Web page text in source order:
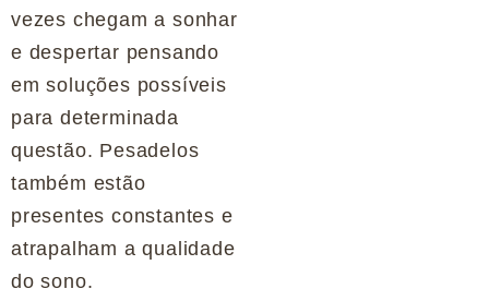
vezes chegam a sonhar
e despertar pensando
em soluções possíveis
para determinada
questão. Pesadelos
também estão
presentes constantes e
atrapalham a qualidade
do sono.